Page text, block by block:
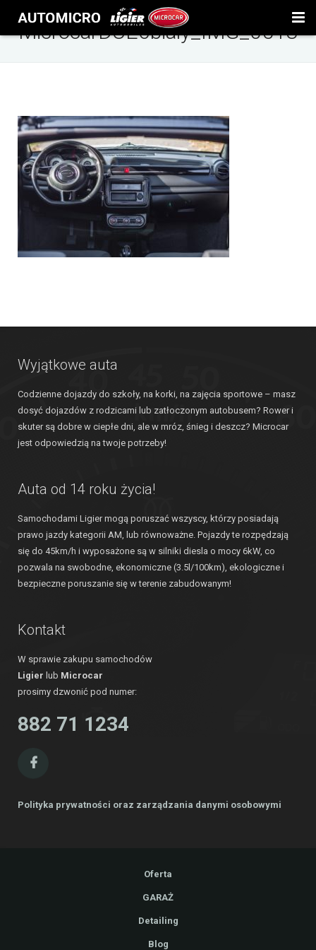
Detailing
Blog
Przepisy
Kontakt
MicrocarDUE6bialy_IMG_0518
Wyjątkowe auta
Codzienne dojazdy do szkoły, na korki, na zajęcia sportowe – masz
dosyć dojazdów z rodzicami lub zatłoczonym autobusem? Rower i
skuter są dobre w ciepłe dni, ale w mróz, śnieg i deszcz? Microcar
jest odpowiedzią na twoje potrzeby!
Auta od 14 roku życia!
Samochodami Ligier mogą poruszać wszyscy, którzy posiadają
prawo jazdy kategorii AM, lub równoważne. Pojazdy te rozpędzają
się do 45km/h i wyposażone są w silniki diesla o mocy 6kW, co
pozwala na swobodne, ekonomiczne (3.5l/100km), ekologiczne i
bezpieczne poruszanie się w terenie zabudowanym!
Kontakt
W sprawie zakupu samochodów
Ligier lub Microcar
prosimy dzwonić pod numer:
882 71 1234
Polityka prywatności oraz zarządzania danymi osobowymi
Oferta
GARAŻ
Detailing
Blog